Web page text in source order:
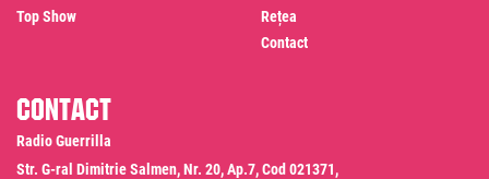
Top Show
Rețea
Contact
Contact
Radio Guerrilla
Str. G-ral Dimitrie Salmen, Nr. 20, Ap.7, Cod 021371,